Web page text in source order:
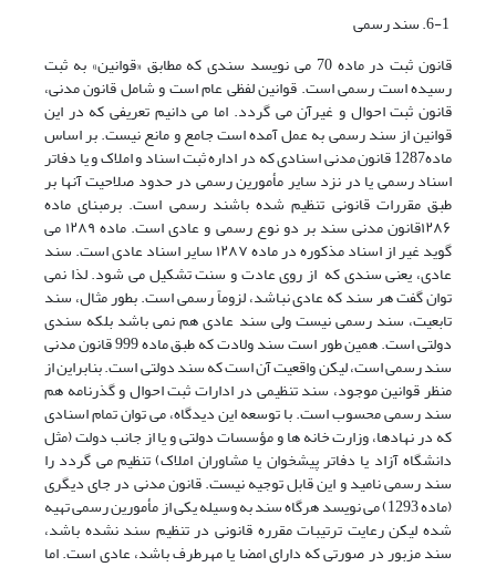
قانون ثبت در ماده 70 می نویسد سندی که مطابق «قوانین» به ثبت
رسیده است رسمی است. قوانین لفظی عام است و شامل قانون مدنی،
قانون ثبت احوال و غیرآن می گردد. اما می دانیم تعریفی که در این
قوانین از سند رسمی به عمل آمده است جامع و مانع نیست. بر اساس
ماده1287 قانون مدنی اسنادی که در اداره‌ ثبت اسناد و املاک و یا دفاتر
اسناد رسمی یا در نزد سایر مأمورین رسمی در حدود صلاحیت آنها بر
طبق مقررات قانونی تنظیم شده باشند رسمی است. برمبنای ماده
۱۲۸۶قانون مدنی سند بر دو نوع رسمی و عادی است. ماده ۱۲۸۹ می
گوید غیر از اسناد مذکوره در ماده ۱۲۸۷ سایر اسناد عادی است. سند
عادی، یعنی سندی که از روی عادت و سنت تشکیل می شود. لذا نمی
توان گفت هر سند که عادی نباشد، لزوماً رسمی است. بطور مثال، سند
تابعیت، سند رسمی نیست ولی سند عادی هم نمی باشد بلکه سندی
دولتی است. همین طور است سند ولادت که طبق ماده 999 قانون مدنی
سند رسمی است، لیکن واقعیت آن است که سند دولتی است. بنابراین از
منظر قوانین موجود، سند تنظیمی در ادارات ثبت احوال و گذرنامه هم
سند رسمی محسوب است. با توسعه این دیدگاه، می توان تمام اسنادی
که در نهادها، وزارت خانه ها و مؤسسات دولتی و یا از جانب دولت (مثل
دانشگاه آزاد یا دفاتر پیشخوان یا مشاوران املاک) تنظیم می گردد را
سند رسمی نامید و این قابل توجیه نیست. قانون مدنی در جای دیگری
(ماده 1293) می نویسد هرگاه سند به وسیله‌ یکی از مأمورین رسمی تهیه
شده لیکن رعایت ترتیبات مقرره‌ قانونی در تنظیم سند نشده باشد،
سند مزبور در صورتی که دارای امضا یا مهرطرف باشد، عادی است. اما